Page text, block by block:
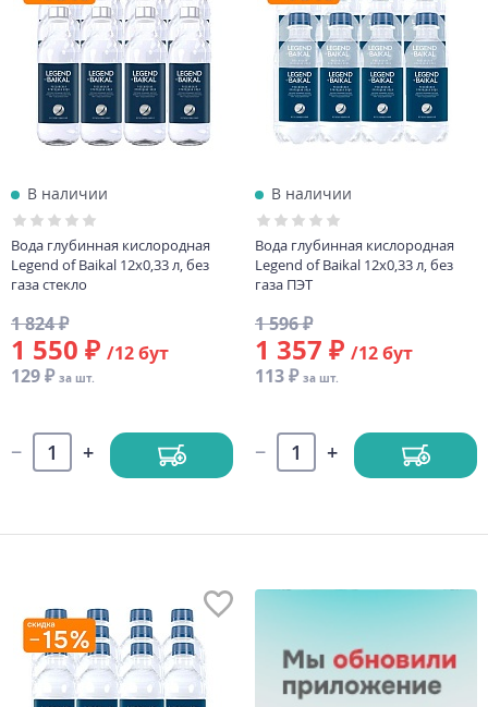
В наличии
Вода глубинная кислородная
Legend of Baikal 12х0,33 л, без
газа стекло
1 824 ₽
1 550 ₽ /12 бут
129 ₽ за шт.
В наличии
Вода глубинная кислородная
Legend of Baikal 12х0,33 л, без
газа ПЭТ
1 596 ₽
1 357 ₽ /12 бут
113 ₽ за шт.